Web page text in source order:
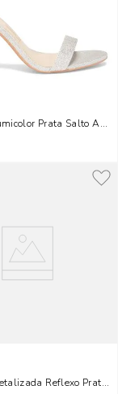
Prata Salto Alto
Reflexo Prata